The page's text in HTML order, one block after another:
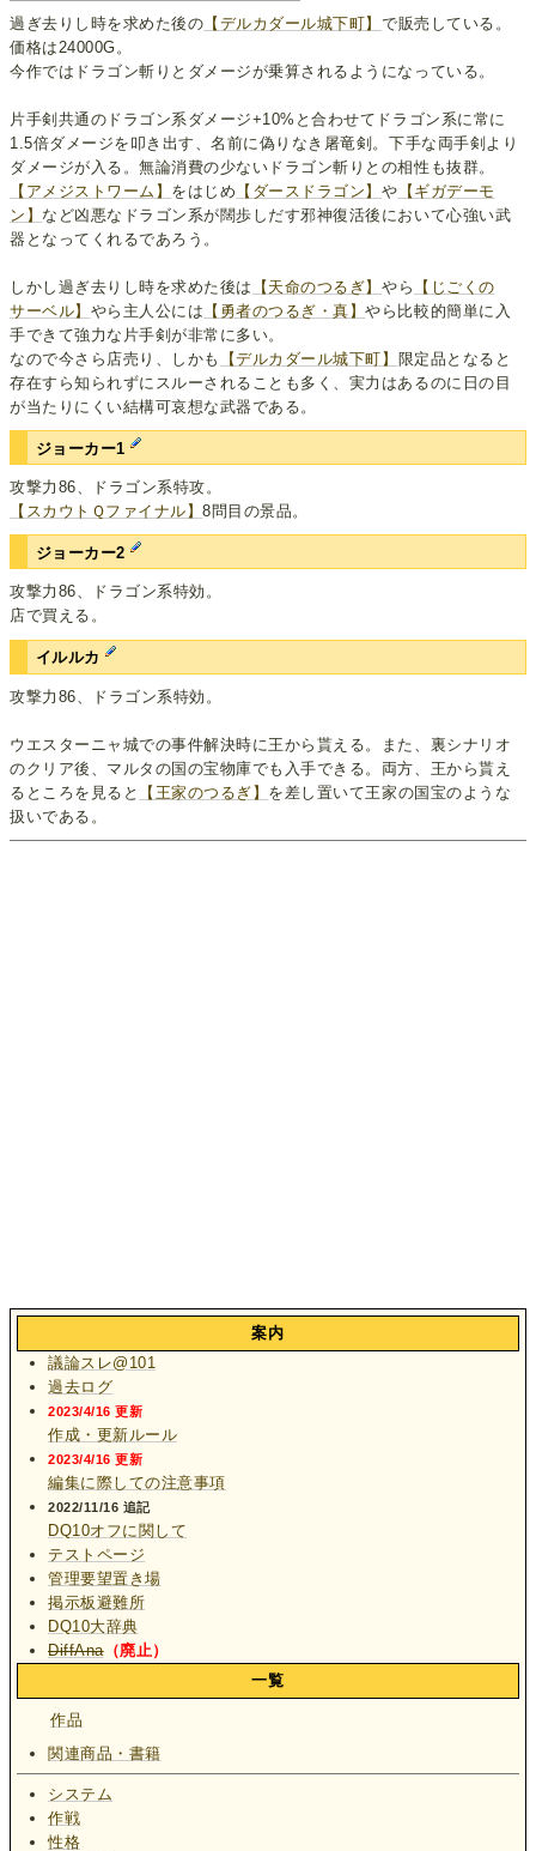
過ぎ去りし時を求めた後の 【デルカダール城下町】 で販売している。
価格は24000G。
今作ではドラゴン斬りとダメージが乗算されるようになっている。
片手剣共通のドラゴン系ダメージ+10%と合わせてドラゴン系に常に
1.5倍ダメージを叩き出す、名前に偽りなき屠竜剣。下手な両手剣より
ダメージが入る。無論消費の少ないドラゴン斬りとの相性も抜群。
【アメジストワーム】 をはじめ 【ダースドラゴン】 や 【ギガデーモ
ン】 など凶悪なドラゴン系が闊歩しだす邪神復活後において心強い武
器となってくれるであろう。
しかし過ぎ去りし時を求めた後は 【天命のつるぎ】 やら
【じごくの
サーベル】 やら主人公には 【勇者のつるぎ・真】やら比較的簡単に入
手できて強力な片手剣が非常に多い。
なので今さら店売り、しかも
【デルカダール城下町】 限定品となると
存在すら知られずにスルーされることも多く、実力はあるのに日の目
が当たりにくい結構可哀想な武器である。
ジョーカー1
攻撃力86、ドラゴン系特攻。
【スカウトＱファイナル】8問目の景品。
ジョーカー2
攻撃力86、ドラゴン系特効。
店で買える。
イルルカ
攻撃力86、ドラゴン系特効。
ウエスターニャ城での事件解決時に王から貰える。また、裏シナリオ
のクリア後、マルタの国の宝物庫でも入手できる。両方、王から貰え
るところを見ると
【王家のつるぎ】 を差し置いて王家の国宝のような
扱いである。
案内
議論スレ@101
過去ログ
2023/4/16 更新
作成・更新ルール
2023/4/16 更新
編集に際しての注意事項
2022/11/16 追記
DQ10オフに関して
テストページ
管理要望置き場
掲示板避難所
DQ10大辞典
DiffAna（廃止）
一覧
作品
関連商品・書籍
システム
作戦
性格